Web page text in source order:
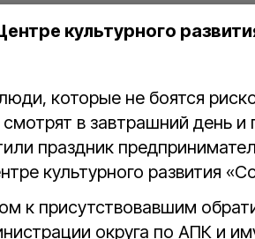
культурного
которые не боятся
в завтрашний день и
праздник
культурного развития
к присутствовавшим
округа по АПК и